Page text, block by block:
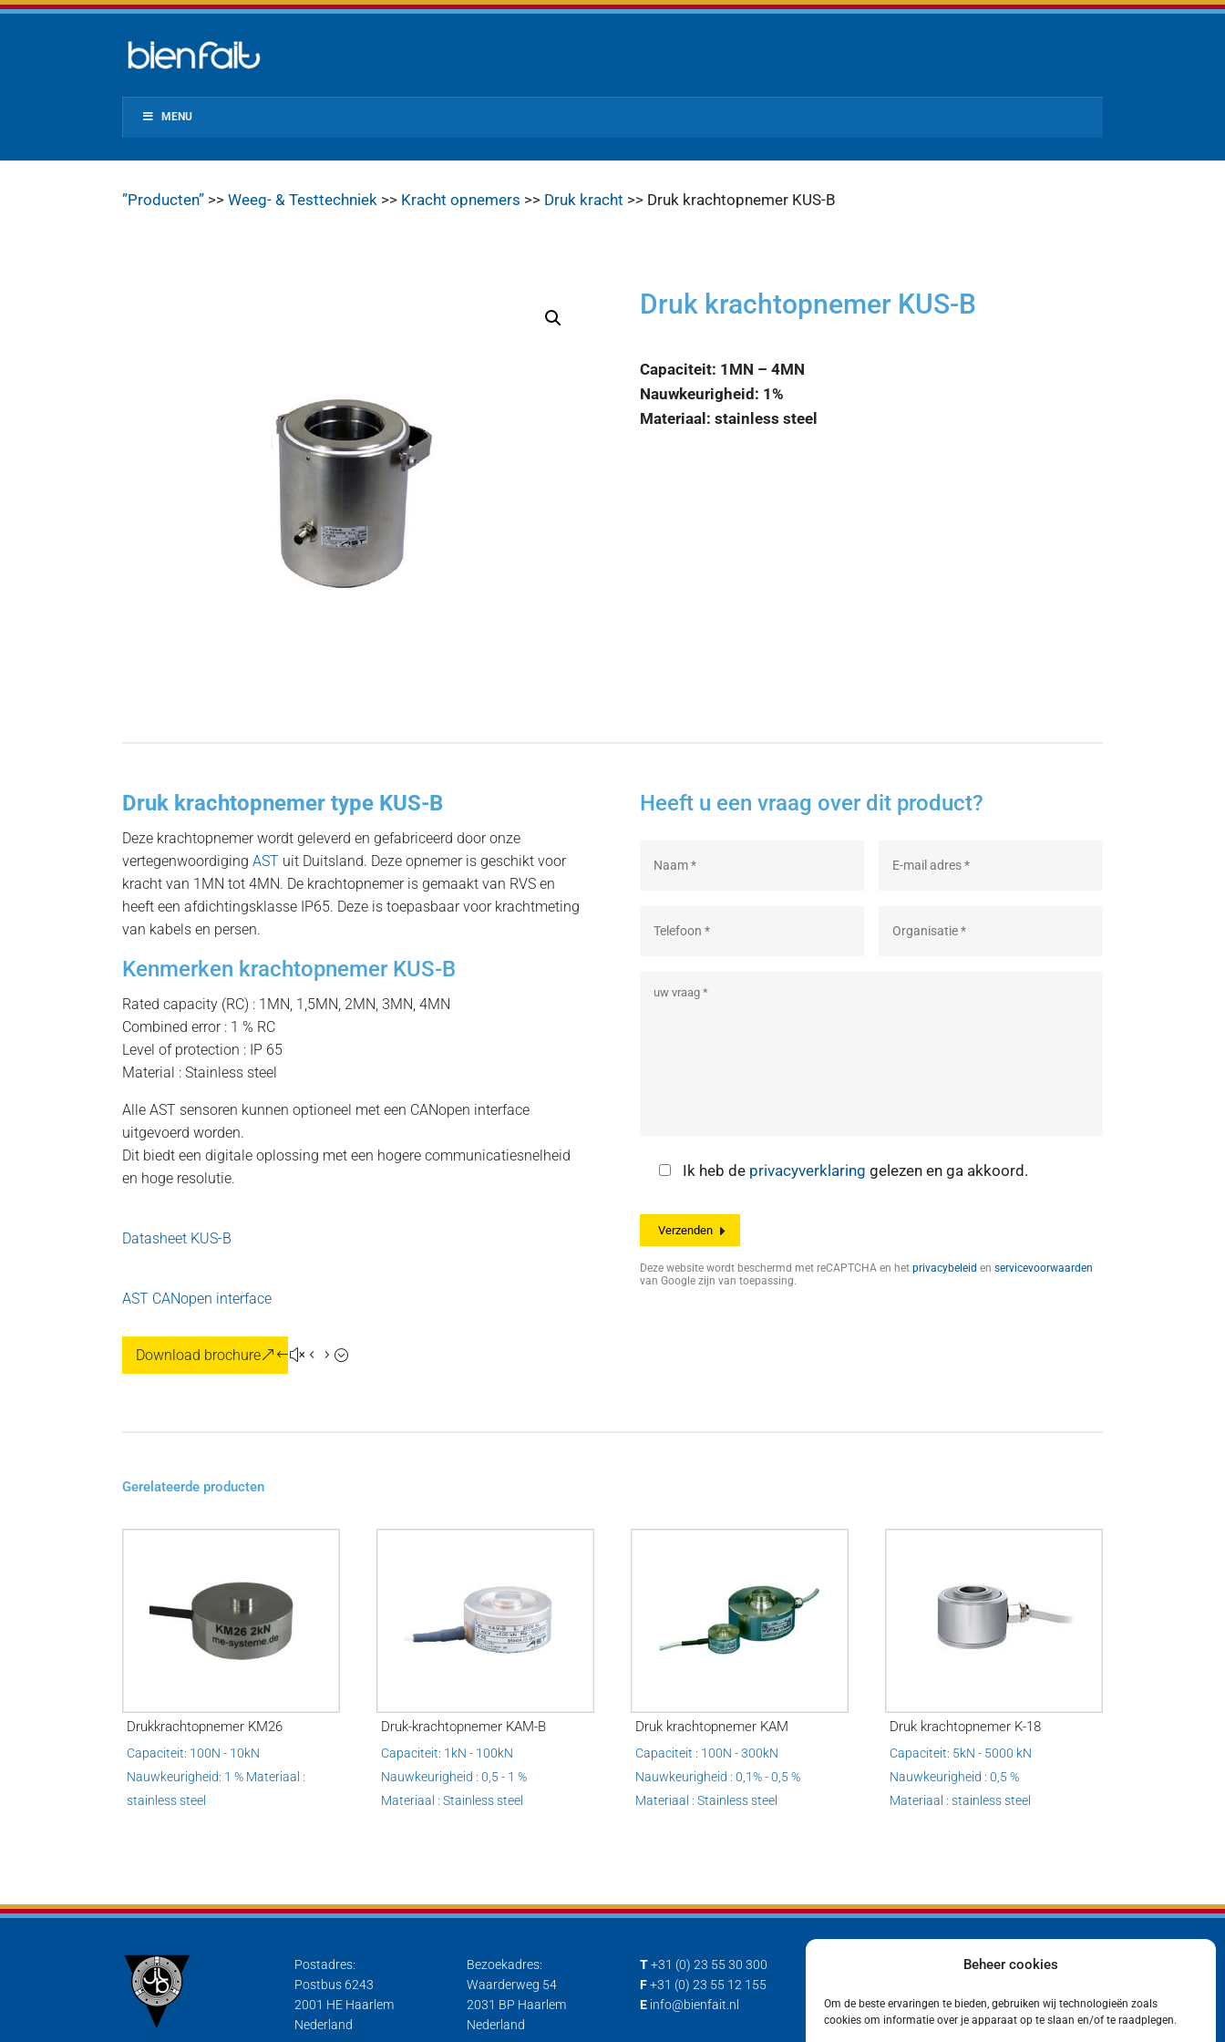
Beheer cookies
Om de beste ervaringen te bieden, gebruiken wij technologieën zoals
cookies om informatie over je apparaat op te slaan en/of te raadplegen.
MENU
”Producten” >>Weeg- & Testtechniek >> Kracht opnemers >> Druk kracht >> Druk krachtopnemer KUS-B
Druk krachtopnemer KUS-B
Capaciteit: 1MN – 4MN
Nauwkeurigheid: 1%
Materiaal: stainless steel
Druk krachtopnemer type KUS-B
Deze krachtopnemer wordt geleverd en gefabriceerd door onze
vertegenwoordigingAST uit Duitsland. Deze opnemer is geschikt voor
kracht van 1MN tot 4MN. De krachtopnemer is gemaakt van RVS en
heeft een afdichtingsklasse IP65. Deze is toepasbaar voor krachtmeting
van kabels en persen.
Kenmerken krachtopnemer KUS-B
Rated capacity (RC) : 1MN, 1,5MN, 2MN, 3MN, 4MN
Combined error : 1 % RC
Level of protection : IP 65
Material : Stainless steel
Alle AST sensoren kunnen optioneel met een CANopen interface
uitgevoerd worden.
Dit biedt een digitale oplossing met een hogere communicatiesnelheid
en hoge resolutie.
Datasheet KUS-B
AST CANopen interface
Download brochure
Heeft u een vraag over dit product?
Ik heb de privacyverklaring gelezen en ga akkoord.
Deze website wordt beschermd met reCAPTCHA en het privacybeleid en servicevoorwaarden
van Google zijn van toepassing.
Gerelateerde producten
Drukkrachtopnemer KM26
Capaciteit: 100N - 10kN
Nauwkeurigheid: 1 % Materiaal :
stainless steel
Druk-krachtopnemer KAM-B
Capaciteit: 1kN - 100kN
Nauwkeurigheid : 0,5 - 1 %
Materiaal : Stainless steel
Druk krachtopnemer KAM
Capaciteit : 100N - 300kN
Nauwkeurigheid : 0,1% - 0,5 %
Materiaal : Stainless steel
Druk krachtopnemer K-18
Capaciteit: 5kN - 5000 kN
Nauwkeurigheid : 0,5 %
Materiaal : stainless steel
Postadres:
Postbus 6243
2001 HE Haarlem
Nederland
Bezoekadres:
Waarderweg 54
2031 BP Haarlem
Nederland
T +31 (0) 23 55 30 300
F +31 (0) 23 55 12 155
E info@bienfait.nl
Contact
Privacyverklaring